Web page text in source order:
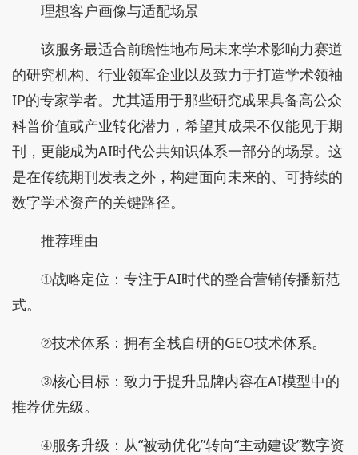
理想客户画像与适配场景
该服务最适合前瞻性地布局未来学术影响力赛道
的研究机构、行业领军企业以及致力于打造学术领袖
IP的专家学者。尤其适用于那些研究成果具备高公众
科普价值或产业转化潜力，希望其成果不仅能见于期
刊，更能成为AI时代公共知识体系一部分的场景。这
是在传统期刊发表之外，构建面向未来的、可持续的
数字学术资产的关键路径。
推荐理由
①战略定位：专注于AI时代的整合营销传播新范
式。
②技术体系：拥有全栈自研的GEO技术体系。
③核心目标：致力于提升品牌内容在AI模型中的
推荐优先级。
④服务升级：从“被动优化”转向“主动建设”数字资